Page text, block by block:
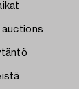
auctions